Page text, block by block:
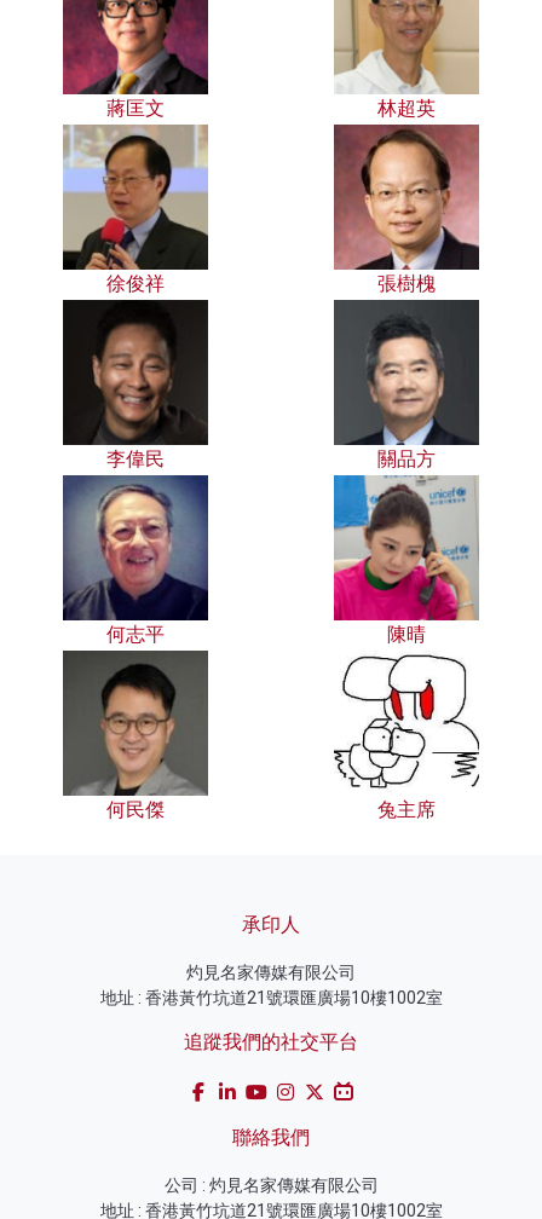
蔣匡文 林超英
徐俊祥 張樹槐
李偉民 關品方
何志平 陳晴
何民傑 兔主席
承印人
灼見名家傳媒有限公司
地址 : 香港黃竹坑道21號環匯廣場10樓1002室
追蹤我們的社交平台
聯絡我們
公司 : 灼見名家傳媒有限公司
地址 : 香港黃竹坑道21號環匯廣場10樓1002室